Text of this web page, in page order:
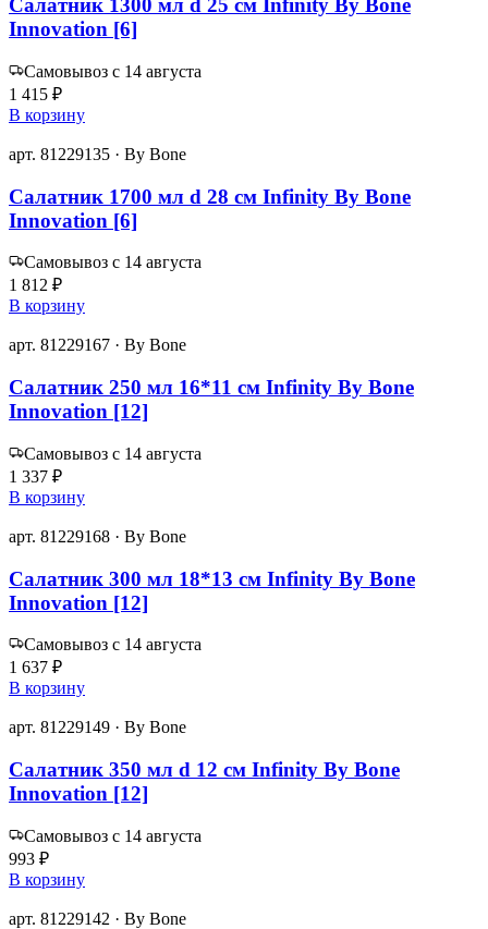
Салатник 1300 мл d 25 см Infinity By Bone
Innovation [6]
Самовывоз с 14 августа
1 415 ₽
В корзину
арт. 81229135 · By Bone
Салатник 1700 мл d 28 см Infinity By Bone
Innovation [6]
Самовывоз с 14 августа
1 812 ₽
В корзину
арт. 81229167 · By Bone
Салатник 250 мл 16*11 см Infinity By Bone
Innovation [12]
Самовывоз с 14 августа
1 337 ₽
В корзину
арт. 81229168 · By Bone
Салатник 300 мл 18*13 см Infinity By Bone
Innovation [12]
Самовывоз с 14 августа
1 637 ₽
В корзину
арт. 81229149 · By Bone
Салатник 350 мл d 12 см Infinity By Bone
Innovation [12]
Самовывоз с 14 августа
993 ₽
В корзину
арт. 81229142 · By Bone